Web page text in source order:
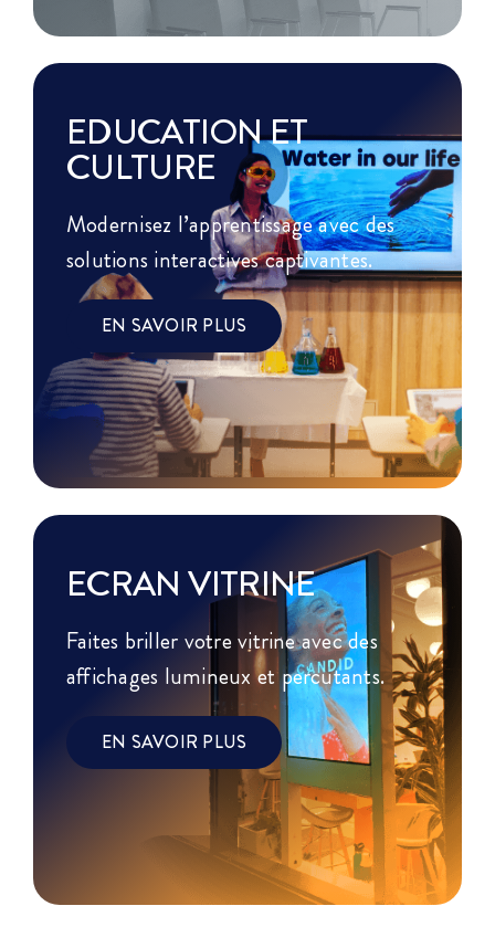
EDUCATION ET
CULTURE
Modernisez l’apprentissage avec des
solutions interactives captivantes.
EN SAVOIR PLUS
ECRAN VITRINE
Faites briller votre vitrine avec des
affichages lumineux et percutants.
EN SAVOIR PLUS